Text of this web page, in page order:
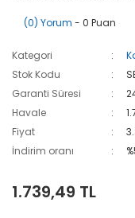
(0) Yorum - 0 Puan
Kategori
Stok Kodu
Garanti Süresi
Havale
Fiyat
İndirim oranı
1.739,49 TL